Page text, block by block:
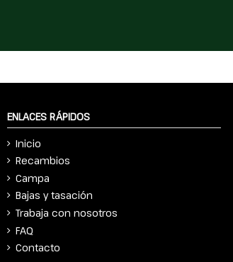
ENLACES RÁPIDOS
Inicio
Recambios
Campa
Bajas y tasación
Trabaja con nosotros
FAQ
Contacto